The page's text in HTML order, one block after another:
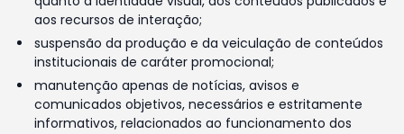
aos recursos de interação;
suspensão da produção e da veiculação de conteúdos
institucionais de caráter promocional;
manutenção apenas de notícias, avisos e
comunicados objetivos, necessários e estritamente
informativos, relacionados ao funcionamento dos